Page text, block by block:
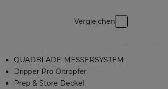
Vergleichen
QUADBLADE-MESSERSYSTEM
Dripper Pro Öltropfer
Prep & Store Deckel